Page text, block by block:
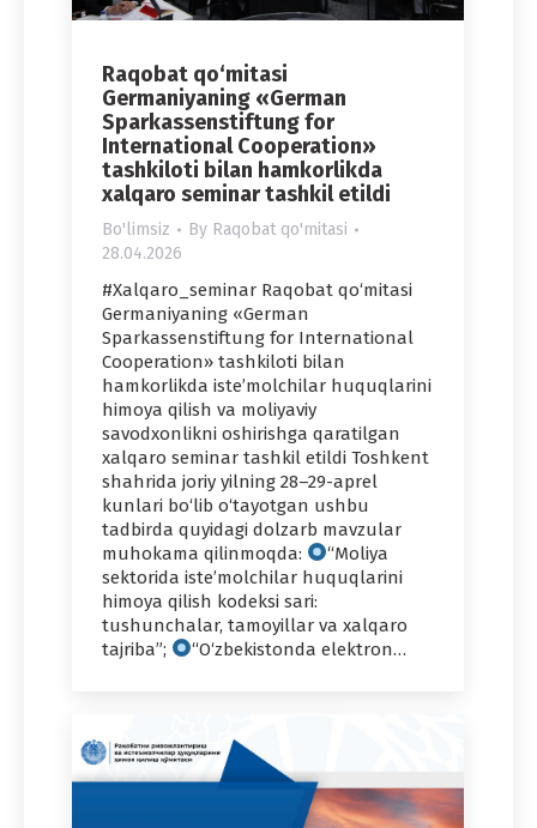
Raqobat qo‘mitasi
Germaniyaning «German
Sparkassenstiftung for
International Cooperation»
tashkiloti bilan hamkorlikda
xalqaro seminar tashkil etildi
Bo'limsiz By Raqobat qo'mitasi
28.04.2026
#Xalqaro_seminar Raqobat qo‘mitasi
Germaniyaning «German
Sparkassenstiftung for International
Cooperation» tashkiloti bilan
hamkorlikda iste’molchilar huquqlarini
himoya qilish va moliyaviy
savodxonlikni oshirishga qaratilgan
xalqaro seminar tashkil etildi Toshkent
shahrida joriy yilning 28–29-aprel
kunlari bo‘lib o‘tayotgan ushbu
tadbirda quyidagi dolzarb mavzular
muhokama qilinmoqda:
“Moliya
sektorida iste’molchilar huquqlarini
himoya qilish kodeksi sari:
tushunchalar, tamoyillar va xalqaro
tajriba”;
“O‘zbekistonda elektron…